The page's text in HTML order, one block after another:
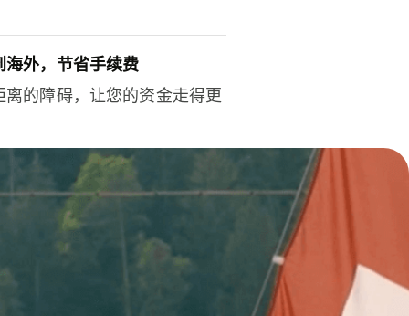
海外，节省手续费
离的障碍，让您的资金走得更